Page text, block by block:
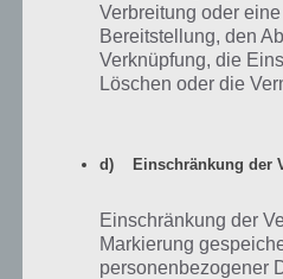
Hörst du mit Asphalt Xtreme auf zu
Ölwechsel, auch wenn er nicht
beim nächsten Spielstart mit vollem
vierten Stern zu bekommen, solltest
das Auto durch den fehlenden
Wechselst du das Öl nicht, hat das
Höchsttempo, Beschleunigung,
Verbreitung oder
Bereitstellung, den
Verknüpfung, die
Löschen oder die
d) Einschränkung der
Einschränkung der
Markierung
personenbezogener